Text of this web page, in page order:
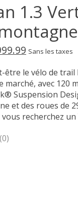
1.3
Sans les taxes
être le vélo de trail
marché, avec 120
Suspension
et des roues de
recherchez un
à
(0)